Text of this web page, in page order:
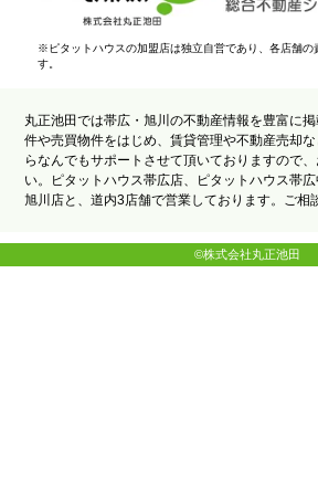
※ピタットハウスの加盟店は独立自営であり、各店舗の
す。
丸正池田では帯広・旭川の不動産情報を豊富に
件や売買物件をはじめ、賃貸管理や不動産売却
らなんでもサポートさせて頂いておりますので
い。ピタットハウス帯広店、ピタットハウス帯
旭川店と、道内3店舗で営業しております。ご相
©株式会社丸正池田